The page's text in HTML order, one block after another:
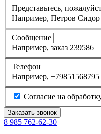
Представьтесь,
Например, Петров
Сообщение
Например, заказ 239586
Телефон
Например, +79851568795
Согласие на
8 985 762-62-30